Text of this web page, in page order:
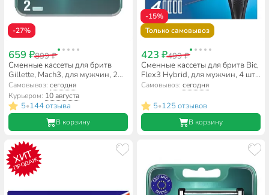
-27%
659 ₽899 ₽
Сменные кассеты для бритв
Gillette, Mach3, для мужчин, 2
шт
Самовывоз:сегодня
Курьером: 10 августа
5•144 отзыва
В корзину
-15%
Только самовывоз
423 ₽499 ₽
Сменные кассеты для бритв Bic,
Flex3 Hybrid, для мужчин, 4 шт,
948274
Самовывоз: сегодня
5•125 отзывов
В корзину
ХИТ
ПРОДАЖ